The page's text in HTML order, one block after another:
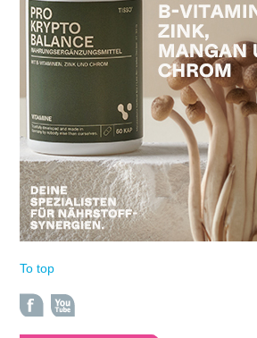
To top